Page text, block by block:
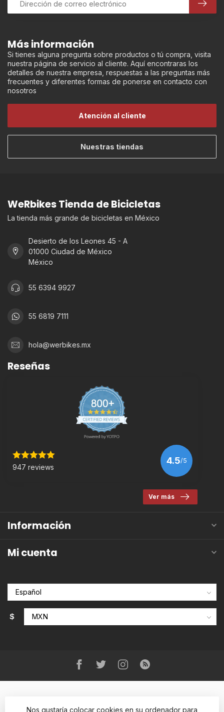
Más información
Si tienes alguna pregunta sobre productos o tú compra, visita
nuestra página de servicio al cliente. Aquí encontraras los
detalles de nuestra empresa, respuestas a las preguntas más
frecuentes y diferentes formas de ponerse en contacto con
nosotros
Atención al cliente
Nuestras tiendas
WeRbikes Tienda de Bicicletas
La tienda más grande de bicicletas en México
Desierto de los Leones 45 - A
01000 Ciudad de México
México
55 6394 9927
55 6819 7111
hola@werbikes.mx
Reseñas
947 reviews
4.5/5
Ver más
Información
Mi cuenta
$
Nos gustaría colocar cookies en su ordenador para